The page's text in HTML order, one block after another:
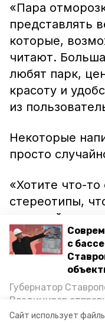
Сайт использует
с
Губернатор
Владимиров
Минеральные Воды,
«Пара
представлять
которые,
читают.
любят парк,
красоту и
из
Некоторые
просто
«Хотите что-
стереотипы,
хорошей
вокруг себя»,
гражданам
Ранее в
каменный